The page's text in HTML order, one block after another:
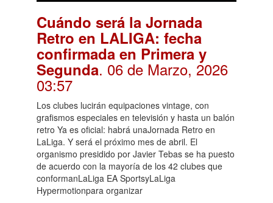
Cuándo será la Jornada
Retro en LALIGA: fecha
confirmada en Primera y
Segunda. 06 de Marzo, 2026
03:57
Los clubes lucirán equipaciones vintage, con
grafismos especiales en televisión y hasta un balón
retro Ya es oficial: habrá unaJornada Retro en
LaLiga. Y será el próximo mes de abril. El
organismo presidido por Javier Tebas se ha puesto
de acuerdo con la mayoría de los 42 clubes que
conformanLaLiga EA SportsyLaLiga
Hypermotionpara organizar